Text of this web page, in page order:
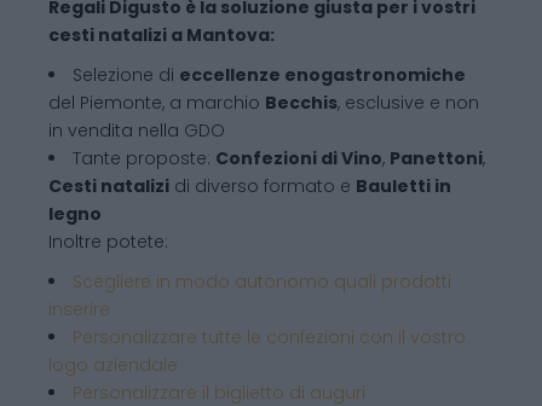
Regali Digusto è la soluzione giusta per i vostri
cesti natalizi a Mantova:
Selezione di eccellenze enogastronomiche
del Piemonte, a marchio Becchis, esclusive e non
in vendita nella GDO
Tante proposte: Confezioni di Vino, Panettoni,
Cesti natalizi di diverso formato e Bauletti in
legno
Inoltre potete:
Scegliere in modo autonomo quali prodotti
inserire
Personalizzare tutte le confezioni con il vostro
logo aziendale
Personalizzare il biglietto di auguri